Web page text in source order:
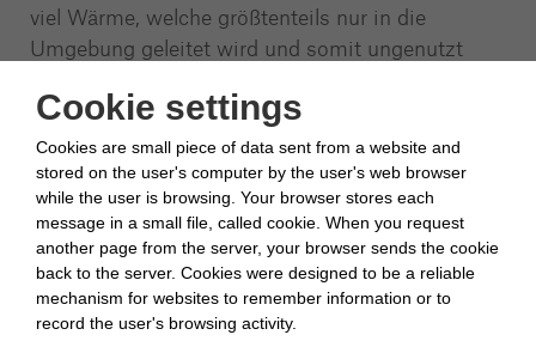
viel Wärme, welche größtenteils nur in die
Umgebung geleitet wird und somit ungenutzt
große Chance für Deutschland, der
Klimaneutralität einen großen Schritt näher zu
kommen.
Unser Ziel ist es deshalb, die Abwärme von
Rechenzentren zu nutzen und der
Allgemeinheit zur Verfügung zu stellen. Hierfür
möchten wir die Rechenzentren wieder mehr
Cookie settings
Cookies are small piece of data sent from a website and
stored on the user's computer by the user's web browser
while the user is browsing. Your browser stores each
message in a small file, called cookie. When you request
another page from the server, your browser sends the cookie
back to the server. Cookies were designed to be a reliable
mechanism for websites to remember information or to
record the user's browsing activity.